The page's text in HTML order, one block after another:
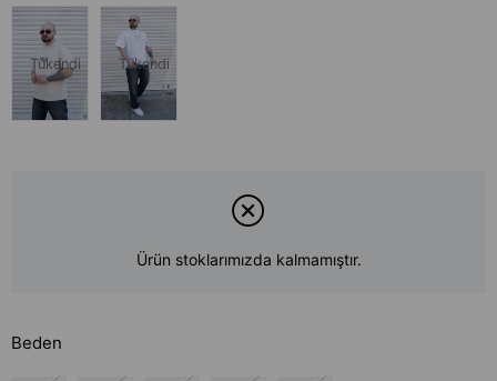
Tükendi Tükendi
Ürün stoklarımızda kalmamıştır.
Beden